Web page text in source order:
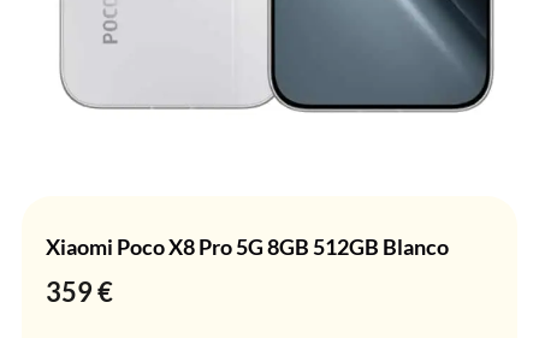
Xiaomi Poco X8 Pro 5G 8GB 512GB Blanco
359€